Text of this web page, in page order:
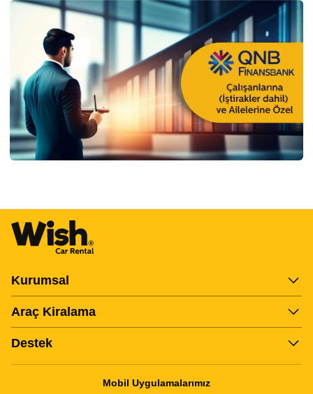
3
of
27
Kurumsal
Araç Kiralama
Destek
Mobil Uygulamalarımız